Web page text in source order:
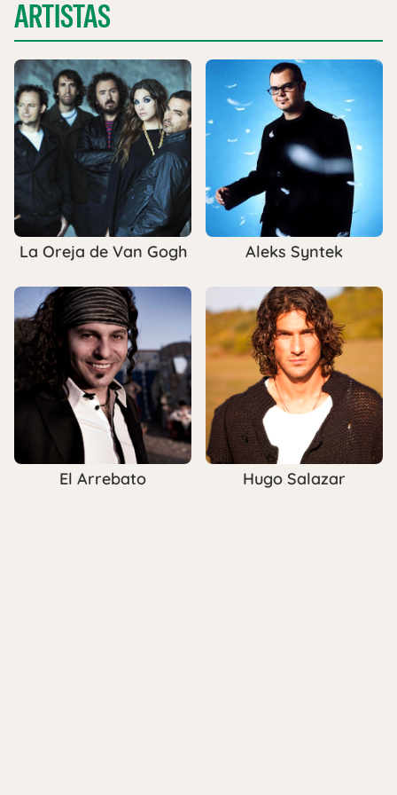
ARTISTAS
La Oreja de Van Gogh Aleks Syntek
El Arrebato Hugo Salazar